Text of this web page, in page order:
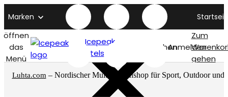
Marken
öffnen
das
Menü
Icepeak
titelseite
SuchenAnmelden
Zum
gehen
Luhta.com – Nordischer Multimarkenshop für Sport, Outdoor und